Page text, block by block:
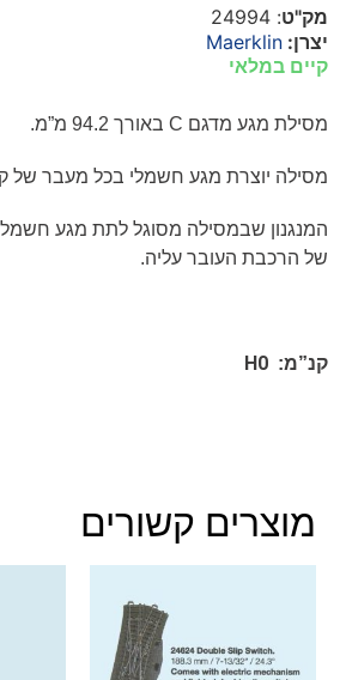
מק"ט: 24994
יצרן: Maerklin
קיים במלאי
מסילת מגע מדגם C באורך 94.2 מ”מ.
מסילה יוצרת מגע חשמלי בכל מעבר של
המנגנון שבמסילה מסוגל לתת מגע
של הרכבת העובר עליה.
קנ”מ: H0
מוצרים קשורים